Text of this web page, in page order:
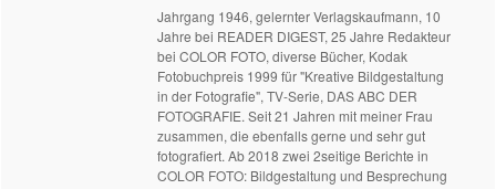
Jahrgang 1946, gelernter Verlagskaufmann, 10
Jahre bei READER DIGEST, 25 Jahre Redakteur
bei COLOR FOTO, diverse Bücher, Kodak
Fotobuchpreis 1999 für "Kreative Bildgestaltung
in der Fotografie", TV-Serie, DAS ABC DER
FOTOGRAFIE. Seit 21 Jahren mit meiner Frau
zusammen, die ebenfalls gerne und sehr gut
fotografiert. Ab 2018 zwei 2seitige Berichte in
COLOR FOTO: Bildgestaltung und Besprechung